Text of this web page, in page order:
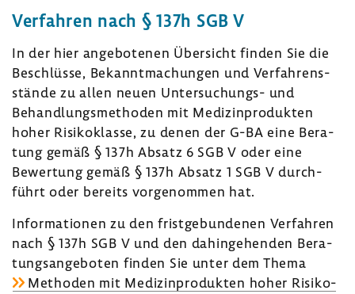
Verfahren nach § 137h SGB V
In der hier ange­bo­tenen Über­sicht finden Sie die
Beschlüsse, Bekannt­ma­chungen und Verfah­rens­
stände zu allen neuen Untersuchungs-​ und
Behand­lungs­me­thoden mit Medi­zin­pro­dukten
hoher Risi­ko­klasse, zu denen der G-BA eine Bera­
tung gemäß § 137h Absatz 6 SGB V oder eine
Bewer­tung gemäß § 137h Absatz 1 SGB V durch­
führt oder bereits vorge­nommen hat.
Infor­ma­tionen zu den frist­ge­bun­denen Verfahren
nach § 137h SGB V und den dahin­ge­henden Bera­
tungs­an­ge­boten finden Sie unter dem Thema
Methoden mit Medi­zin­pro­dukten hoher Risi­ko­